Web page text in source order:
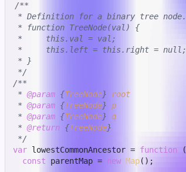
/**
* Definition for a binary tree node.
* function TreeNode(val) {
*     this.val = val;
*     this.left = this.right = null;
* }
*/
/**
* @param {TreeNode} root
* @param {TreeNode} p
* @param {TreeNode} q
* @return {TreeNode}
*/
var lowestCommonAncestor = function (
const parentMap = new Map();